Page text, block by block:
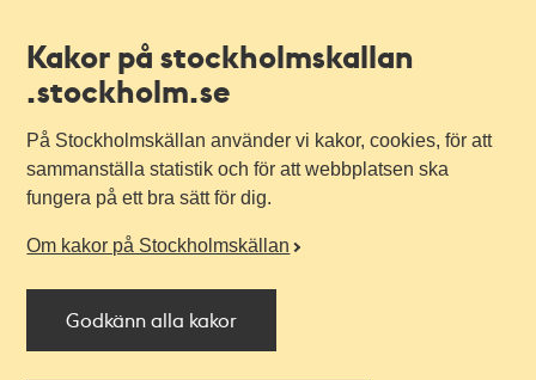
Kakor på stockholmskallan
.stockholm.se
På Stockholmskällan använder vi kakor, cookies, för att
sammanställa statistik och för att webbplatsen ska
fungera på ett bra sätt för dig.
Om kakor på Stockholmskällan
Godkänn alla kakor